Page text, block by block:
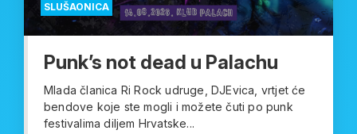
SLUŠAONICA
Punk’s not dead u Palachu
Mlada članica Ri Rock udruge, DJEvica, vrtjet će
bendove koje ste mogli i možete čuti po punk
festivalima diljem Hrvatske...